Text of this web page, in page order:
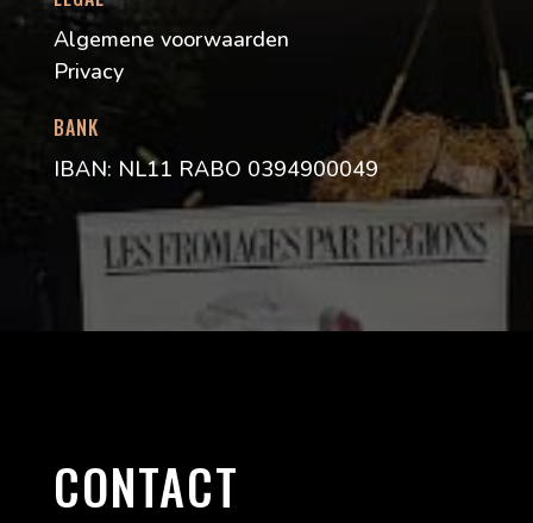
Algemene voorwaarden
Privacy
BANK
IBAN: NL11 RABO 0394900049
CONTACT